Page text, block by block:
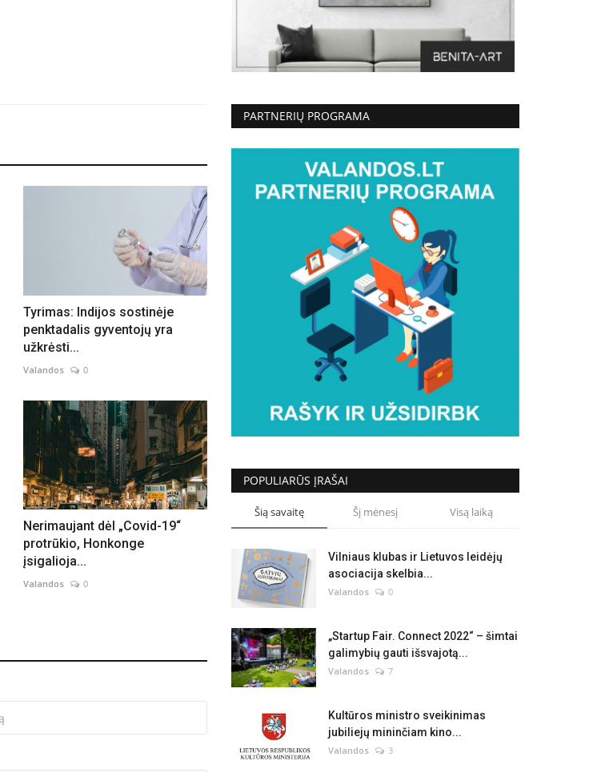
Tyrimas: Indijos sostinėje
penktadalis gyventojų yra
užkrėsti...
Valandos 0
Nerimaujant dėl ​​„Covid-19“
protrūkio, Honkonge
įsigalioja...
Valandos 0
PARTNERIŲ PROGRAMA
POPULIARŪS ĮRAŠAI
Šią savaitę Šį mėnesį Visą laiką
Vilniaus klubas ir Lietuvos leidėjų
asociacija skelbia...
Valandos 0
„Startup Fair. Connect 2022“ – šimtai
galimybių gauti išsvajotą...
Valandos 7
Kultūros ministro sveikinimas
jubiliejų mininčiam kino...
Valandos 3